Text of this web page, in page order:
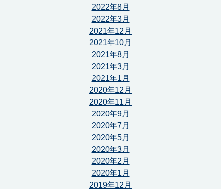
2022年8月
2022年3月
2021年12月
2021年10月
2021年8月
2021年3月
2021年1月
2020年12月
2020年11月
2020年9月
2020年7月
2020年5月
2020年3月
2020年2月
2020年1月
2019年12月